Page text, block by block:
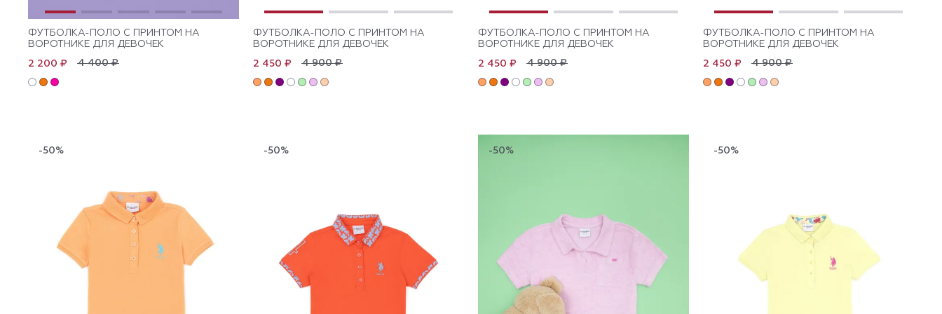
ФУТБОЛКА-ПОЛО С ПРИНТОМ НА
ВОРОТНИКЕ ДЛЯ ДЕВОЧЕК
4 400 ₽
2 200 ₽
ФУТБОЛКА-ПОЛО С ПРИНТОМ НА
ВОРОТНИКЕ ДЛЯ ДЕВОЧЕК
4 900 ₽
2 450 ₽
ФУТБОЛКА-ПОЛО С ПРИНТОМ НА
ВОРОТНИКЕ ДЛЯ ДЕВОЧЕК
4 900 ₽
2 450 ₽
ФУТБОЛКА-ПОЛО С ПРИНТОМ НА
ВОРОТНИКЕ ДЛЯ ДЕВОЧЕК
4 900 ₽
2 450 ₽
-50% -50% -50% -50%